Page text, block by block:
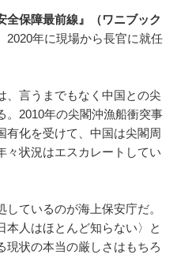
全保障最前線』（ワニブック
2020年に現場から長官に就任
、言うまでもなく中国との尖
。2010年の尖閣沖漁船衝突事
有化を受けて、中国は尖閣周
々状況はエスカレートしてい
ているのが海上保安庁だ。
本人はほとんど知らない〉と
現状の本当の厳しさはもちろ